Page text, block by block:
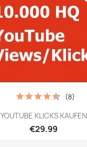
YOUTUBE KLICKS KAUFEN
€29.99
(8)